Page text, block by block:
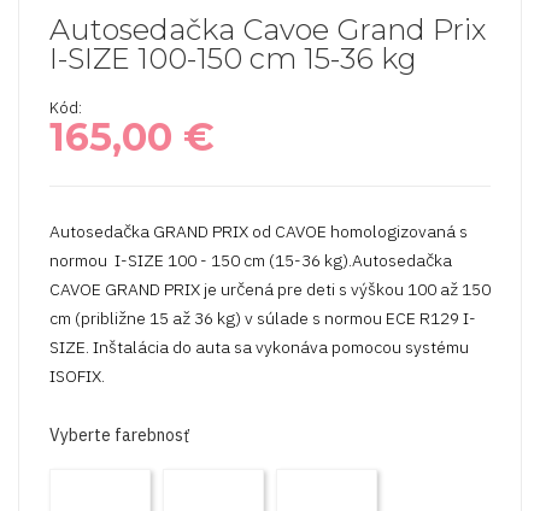
Autosedačka Cavoe Grand Prix
I-SIZE 100-150 cm 15-36 kg
Kód:
165,00 €
Autosedačka GRAND PRIX od CAVOE homologizovaná s
normou I-SIZE 100 - 150 cm (15-36 kg).Autosedačka
CAVOE GRAND PRIX je určená pre deti s výškou 100 až 150
cm (približne 15 až 36 kg) v súlade s normou ECE R129 I-
SIZE. Inštalácia do auta sa vykonáva pomocou systému
ISOFIX.
Vyberte farebnosť